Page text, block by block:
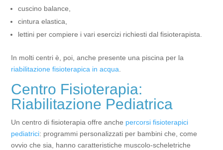
cuscino balance,
cintura elastica,
lettini per compiere i vari esercizi richiesti dal fisioterapista.
In molti centri è, poi, anche presente una piscina per la
riabilitazione fisioterapica in acqua
Centro Fisioterapia:
Riabilitazione Pediatrica
Un centro di fisioterapia offre anche percorsi fisioterapici
pediatrici: programmi personalizzati per bambini che, come
ovvio che sia, hanno caratteristiche muscolo-scheletriche